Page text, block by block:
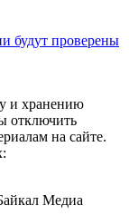
будут проверены
и хранению
отключить
на сайте.
Медиа